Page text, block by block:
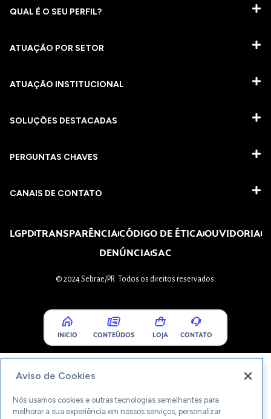
QUAL É O SEU PERFIL?
ATUAÇÃO POR SETOR
ATUAÇÃO INSTITUCIONAL
SOLUÇÕES DESTACADAS
PERGUNTAS CHAVES​
CANAIS DE CONTATO
LGPDTRANSPARÊNCIACÓDIGO DE ÉTICAOUVIDORIA
DENÚNCIASAC
© 2024 Sebrae/PR. Todos os direitos reservados.
INICIO CONTEÚDOS LOJA CONTATO
Aviso de Cookies
Nós usamos cookies e outras tecnologias semelhantes para
melhorar a sua experiência em nossos serviços, personalizar